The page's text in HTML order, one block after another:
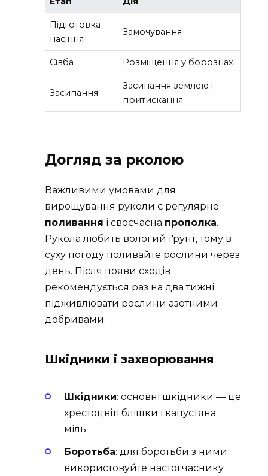
Підготовка
насіння
Замочування
Сівба Розміщення у борознах
Засипання
Засипання землею і
притискання
Догляд за рколою
Важливими умовами для
вирощування руколи є регулярне
поливання і своєчасна прополка.
Рукола любить вологий ґрунт, тому в
суху погоду поливайте рослини через
день. Після появи сходів
рекомендується раз на два тижні
підживлювати рослини азотними
добривами.
Шкідники і захворювання
Шкідники: основні шкідники — це
хрестоцвіті блішки і капустяна
міль.
Боротьба: для боротьби з ними
використовуйте настої часнику